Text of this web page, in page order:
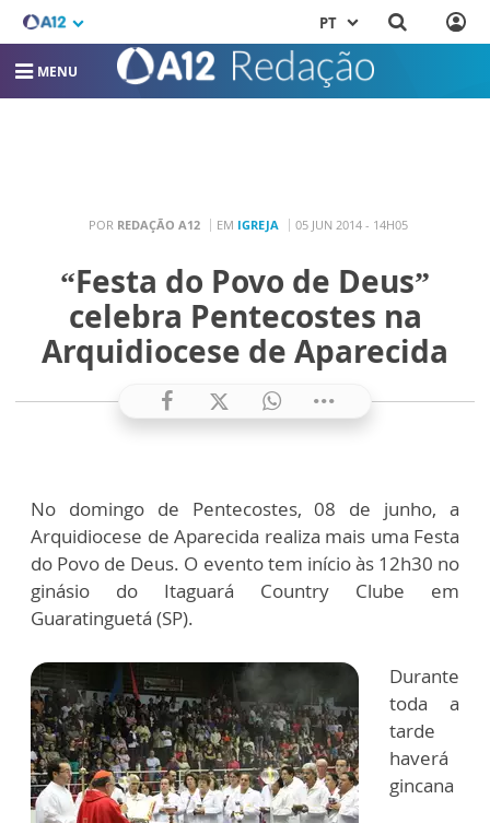
PT
MENU
POR REDAÇÃO A12 EM IGREJA 05 JUN 2014 - 14H05
“Festa do Povo de Deus”
celebra Pentecostes na
Arquidiocese de Aparecida
No domingo de Pentecostes, 08 de junho, a
Arquidiocese de Aparecida realiza mais uma Festa
do Povo de Deus. O evento tem início às 12h30 no
ginásio do Itaguará Country Clube em
Guaratinguetá (SP).
Durante
toda a
tarde
haverá
gincana